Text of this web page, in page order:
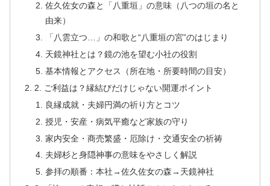
佐久佐女の森と「八重垣」の意味（八つの垣の名と
由来）
「八雲立つ…」の和歌と“八重垣の宮”のはじまり
天鏡神社とは？鏡の池を望む小社の役割
基本情報とアクセス（所在地・所要時間の目安）
2. ご利益は？縁結びだけじゃない開運ポイント
良縁成就・夫婦円満の祈り方とコツ
授児・安産・病気平癒など家族の守り
家内安全・商売繁盛・厄除け・交通安全の祈祷
夫婦杉と身隠神事の意味をやさしく解説
参拝の順番：本社→佐久佐女の森→天鏡神社